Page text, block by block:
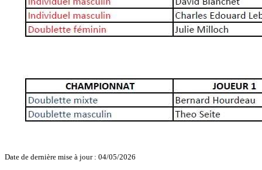
Date de dernière mise à jour : 04/05/2026